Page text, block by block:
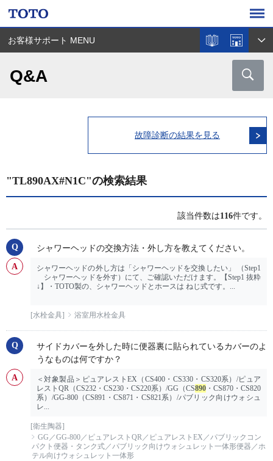
お客様サポート MENU
Q&A
故障診断の結果を見る
"TL890AX#N1C"の検索結果
該当件数は116件です。
シャワーヘッドの交換方法・外し方を教えてください。
シャワーヘッドの外し方は「シャワーヘッドを交換したい」 （Step1
シャワーヘッドを外す）にて、ご確認いただけます。【Step1 抜粋
↓】・TOTO製の、シャワーヘッドとホースは ねじ式です。...
[水栓金具] 浴室用水栓金具
サイドカバーを外した時に便器裏に貼られているカバーのよ
うなものは何ですか？
＜対象製品＞ピュアレストEX（CS400・CS330・CS320系）/ピュア
レストQR（CS232・CS230・CS220系）/GG（CS890 ・CS870・CS820
系）/GG-800（CS891・CS871・CS821系）/パブリック向けウォシュ
レ...
[衛生陶器]
GG／GG-800／ピュアレストQR／ピュアレストEX／パブリックコン
パクト便器・タンク式／パブリック向けウォシュレット一体形便器／ホ
テル向けウォシュレット一体形